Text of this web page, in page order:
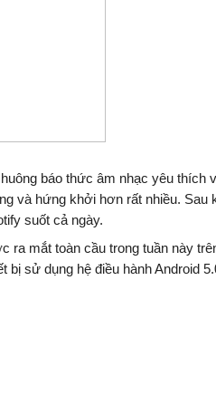
báo thức âm nhạc yêu thích
và hứng khởi hơn rất nhiều. Sau
suốt cả ngày.
ra mắt toàn cầu trong tuần này
bị sử dụng hệ điều hành Android